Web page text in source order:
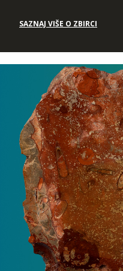
SAZNAJ VIŠE O ZBIRCI